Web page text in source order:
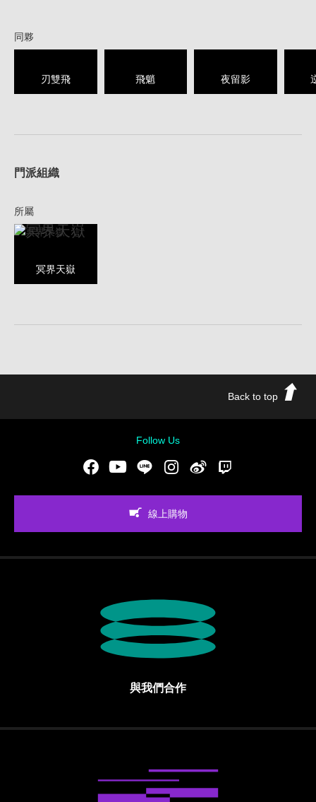
同夥
刃雙飛 飛魈 夜留影
門派組織
所屬
冥界天嶽
冥界天嶽
Back to top
Follow Us
FacebookYoutubeLINE Instgram新浪微博
線上購物
與我們合作